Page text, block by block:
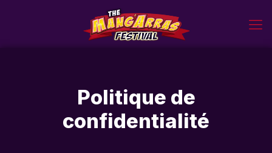
Politique de
confidentialité